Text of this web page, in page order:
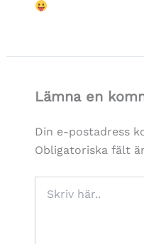
Lämna en
Din e-postadress
Obligatoriska fält
här..